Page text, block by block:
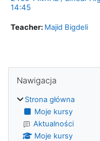
14:45
Teacher: Majid Bigdeli
Bloki
Nawigacja
Strona główna
Moje kursy
Aktualności
Moje kursy